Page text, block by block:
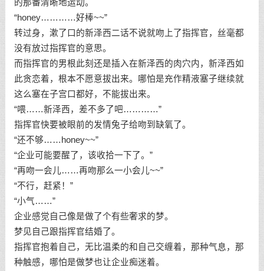
的那番清晰地运动。
“honey…………好棒~~”
转过身，漱了口的新泽西二话不说就吻上了指挥官，丝毫都
没有放过指挥官的意思。
而指挥官的男根此刻还是插入在新泽西的肉穴内，新泽西如
此贪恋着，根本不愿意拔出来。哪怕是充作精液塞子继续就
这么塞在子宫口都好，不能拔出来。
“喂……新泽西，差不多了吧…………”
指挥官快要被眼前的发情兔子给吻到缺氧了。
“还不够……honey~~”
“企业可能要醒了，该收拾一下了。”
“再吻一会儿……再吻那么一小会儿~~”
“不行，赶紧！”
“小气……”
企业感觉自己像是做了个有些奢求的梦。
梦见自己跟指挥官结婚了。
指挥官抱着自己，无比温柔的和自己交缠着，那种气息，那
种触感，哪怕是做梦也让企业痴迷着。